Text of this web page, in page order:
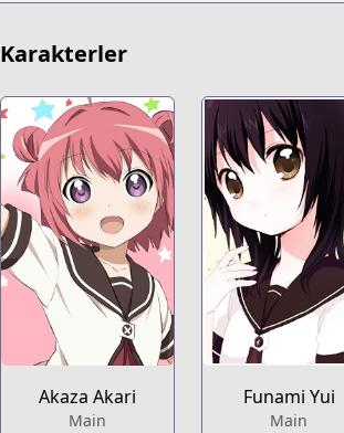
https://bookwalker.jp/series/1938/list
Karakterler
Akaza Akari
Main
Funami Yui
Main